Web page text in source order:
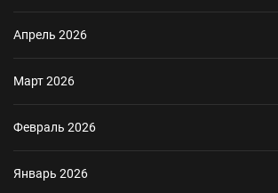
Апрель 2026
Март 2026
Февраль 2026
Январь 2026